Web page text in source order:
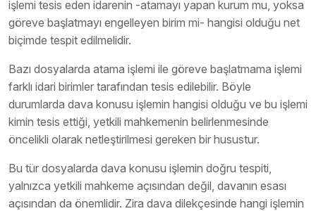
işlemi tesis eden idarenin -atamayı yapan kurum mu, yoksa
göreve başlatmayı engelleyen birim mi- hangisi olduğu net
biçimde tespit edilmelidir.
Bazı dosyalarda atama işlemi ile göreve başlatmama işlemi
farklı idari birimler tarafından tesis edilebilir. Böyle
durumlarda dava konusu işlemin hangisi olduğu ve bu işlemi
kimin tesis ettiği, yetkili mahkemenin belirlenmesinde
öncelikli olarak netleştirilmesi gereken bir husustur.
Bu tür dosyalarda dava konusu işlemin doğru tespiti,
yalnızca yetkili mahkeme açısından değil, davanın esası
açısından da önemlidir. Zira dava dilekçesinde hangi işlemin